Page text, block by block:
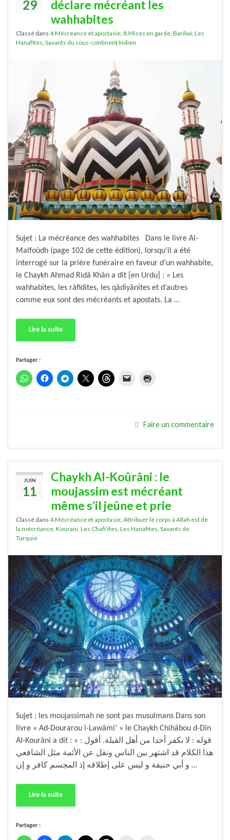
29
déclare mécréant les
wahhabites
Classé dans 4.Mécréance et apostasie 8.Mises en garde Barilwi Les
Hanafites Savants du sous-continent Indien
Sujet : La mécréance des wahhabites Dans le livre Al-
Malfoûdh (page 102 de cette édition), lorsqu’il a été
interrogé sur la prière funéraire en faveur d’un wahhabite,
le Chaykh Ahmad Ridâ Khân a dit [en Urdu] : « Les
wahhabites, les râfidites, les qâdiyânites et d’autres
comme eux sont des mécréants et apostats. La …
Lire la suite
Partager :
Faire un commentaire
JUIN
11
Chaykh Al-Koûrâni : le
moujassim est mécréant
même s’il jeûne et prie
Classé dans 4.Mécréance et apostasie Attribuer le corps à Allah est de
la mécréance Kourani Les Chafi'ites Les Hanafites Savants de
Turquie
Sujet : les moujassimah ne sont pas musulmans Dans son
livre « Ad-Dourarou l-Lawâmi’ » le Chaykh Chihâbou d-Dîn
Al-Kourâni a dit : « قوله : لا نكفر أحدا من أهل القبلة. أقول :
هذا الكلام قد اشتهر بين الناس ونقل عن الأئمة مثل الشافعي
و أبي حنيفة و ليس على إطلاقه إذ المجسم كافر و إن …
Lire la suite
Partager :